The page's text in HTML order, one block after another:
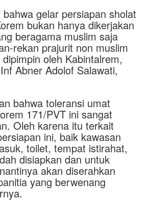
gelar persiapan sholat
bukan hanya dikerjakan
beragama muslim saja
rekan prajurit non muslim
oleh Kabintalrem,
Abner Adolof Salawati,
bahwa toleransi umat
171/PVT ini sangat
Oleh karena itu terkait
ini, baik kawasan
toilet, tempat istirahat,
disiapkan dan untuk
akan diserahkan
yang berwenang